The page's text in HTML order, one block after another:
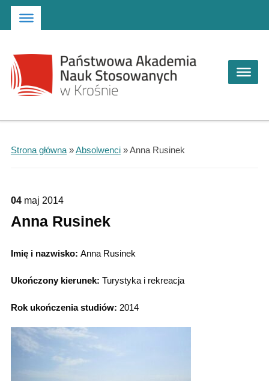
Strona główna
Przejdź do wyszukiwarki
Przejdź do menu głównego
Strona główna»Absolwenci»Anna Rusinek
04 maj 2014
Anna Rusinek
Imię i nazwisko: Anna Rusinek
Ukończony kierunek: Turystyka i rekreacja
Rok ukończenia studiów: 2014